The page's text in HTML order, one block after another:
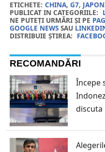
ETICHETE: CHINA, G7,
PUBLICAT IN CATEGORIILE:
NE PUTEȚI URMĂRI ȘI PE
GOOGLE NEWSSAU
DISTRIBUIE ȘTIREA:
RECOMANDĂRI
Începe